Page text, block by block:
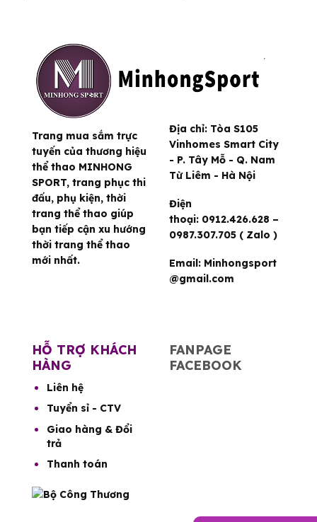
Trang mua sắm trực
tuyến của thương hiệu
thể thao MINHONG
SPORT, trang phục thi
đấu, phụ kiện, thời
trang thể thao giúp
bạn tiếp cận xu hướng
thời trang thể thao
mới nhất.
Địa chỉ: Tòa S105
Vinhomes Smart City
- P. Tây Mỗ - Q. Nam
Từ Liêm - Hà Nội
Điện
thoại: 0912.426.628 –
0987.307.705 ( Zalo )
Email: Minhongsport
@gmail.com
HỖ TRỢ KHÁCH
HÀNG
Liên hệ
Tuyển sỉ - CTV
Giao hàng & Đổi
trả
Thanh toán
FANPAGE
FACEBOOK